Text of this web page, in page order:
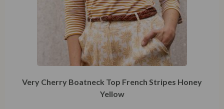
Very Cherry Boatneck Top French Stripes Honey
Yellow